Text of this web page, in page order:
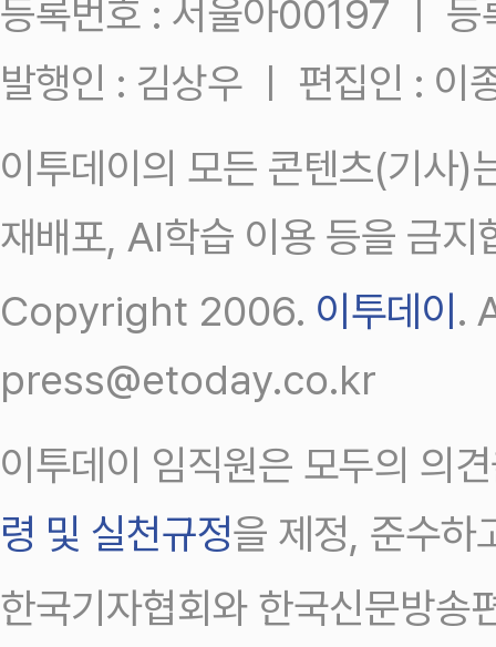
등록번호 : 서울아00197 ㅣ
발행인 : 김상우 ㅣ 편집인 : 이
이투데이의 모든 콘텐츠(기사)
재배포, AI학습 이용 등을 금지
Copyright 2006. 이투데이 .
press@etoday.co.kr
이투데이 임직원은 모두의 의
령 및 실천규정을 제정, 준수하
한국기자협회와 한국신문방송